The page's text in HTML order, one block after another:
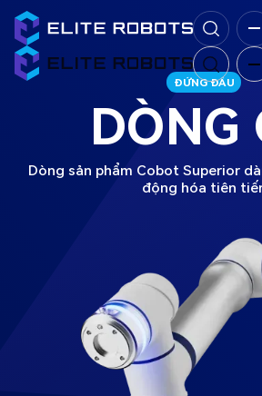
ĐỨNG ĐẦU
DÒNG
Dòng sản phẩm Cobot Superior
động hóa tiên